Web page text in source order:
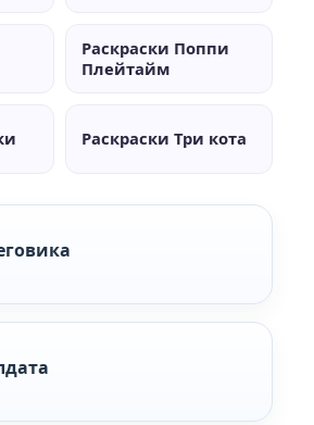
Раскраски Поппи
Плейтайм
Раскраски Три кота